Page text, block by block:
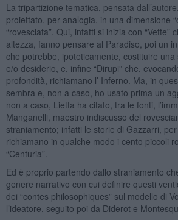
La tripartizione tematica, pensata
proiettato, per analogia, in una dimensione
“rovesciata”. Qui, infatti si inizia con “Vette”
altezza, fanno pensare al Paradiso, poi un
che potrebbe, ipoteticamente, costituire
e/o desiderio, e, infine “Dirupi” che,
profondità, richiamano l’ Inferno. Ma, in
sembra e, non a caso, ho usato prima un
non a caso, Lietta ha citato, tra le fonti,
Manganelli, maestro indiscusso del
straniamento; infatti le storie di Gazzarri,
richiamano in qualche modo i cento piccoli
“Centuria”.
Ed è proprio partendo dallo straniamento
genere narrativo con cui definire questi
dei “contes philosophiques” sul modello di
l’ideatore, seguito poi da Diderot e